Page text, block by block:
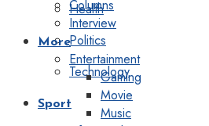
Health
Politics
Technology
Sport
Columns
Interview
More
Entertainment
Gaming
Movie
Music